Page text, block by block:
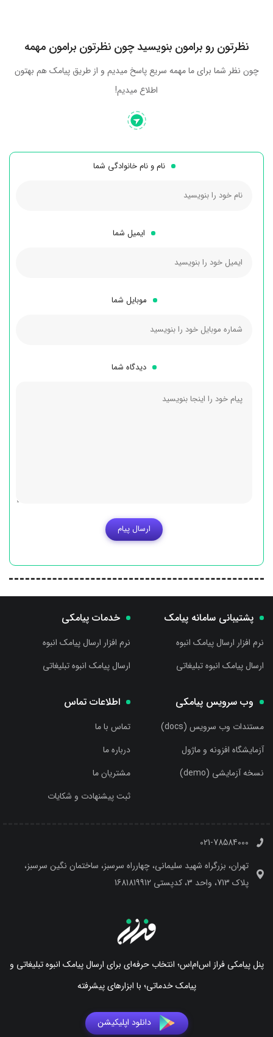
نظرتون رو برامون بنویسید چون نظرتون برامون مهمه
چون نظر شما برای ما مهمه سریع پاسخ میدیم و از طریق پیامک هم بهتون
اطلاع میدیم!
نام و نام خانوادگی شما
ایمیل شما
موبایل شما
دیدگاه شما
ارسال پیام
پشتیبانی سامانه پیامک
نرم افزار ارسال پیامک انبوه
ارسال پیامک انبوه تبلیغاتی
خدمات پیامکی
نرم افزار ارسال پیامک انبوه
ارسال پیامک انبوه تبلیغاتی
وب سرویس پیامکی
مستندات وب سرویس (docs)
آزمایشگاه افزونه و ماژول
نسخه آزمایشی (demo)
اطلاعات تماس
تماس با ما
درباره ما
مشتریان ما
ثبت پیشنهادت و شکایات
021-78584000
تهران، بزرگراه شهید سلیمانی، چهارراه سرسبز، ساختمان نگین سرسبز،
پلاک 713، واحد 3، کدپستی 1681819912
پنل پیامکی فراز اس‌ام‌اس؛ انتخاب حرفه‌ای برای ارسال پیامک انبوه تبلیغاتی و
پیامک خدماتی؛ با ابزارهای پیشرفته
دانلود اپلیکیشن